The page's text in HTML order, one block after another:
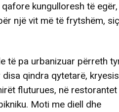
kungulloresh të
një vit më të frytshëm,
të pa urbanizuar përreth
qindra qytetarë,
fluturues, në restorantet
Moti me diell dhe